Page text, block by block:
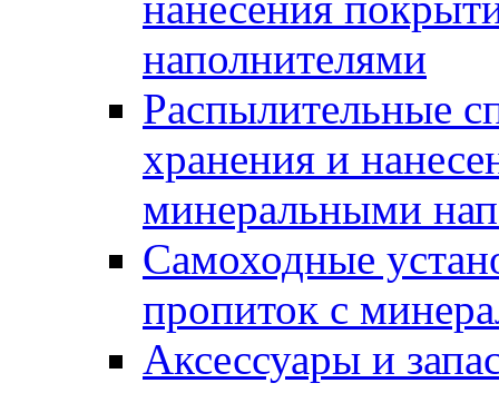
наполнителями
Распылительные
хранения и
минеральными
Самоходные
пропиток с
Аксессуары и